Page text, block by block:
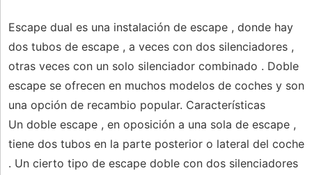
Escape dual es una instalación de escape , donde hay
dos tubos de escape , a veces con dos silenciadores ,
otras veces con un solo silenciador combinado . Doble
escape se ofrecen en muchos modelos de coches y son
una opción de recambio popular. Características
Un doble escape , en oposición a una sola de escape ,
tiene dos tubos en la parte posterior o lateral del coche
. Un cierto tipo de escape doble con dos silenciadores